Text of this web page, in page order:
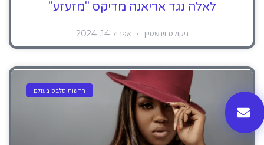
לאלה נגד אריאנה מדיקס "מזעזע"
ניקולס וינשטיין אפריל 14, 2024
חדשות סלבס בעולם